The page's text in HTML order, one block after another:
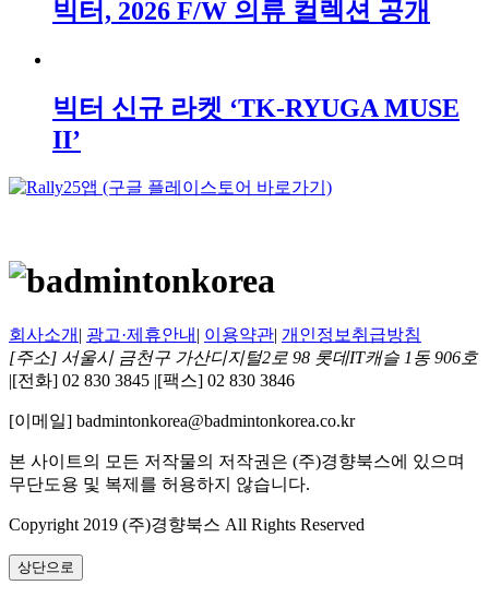
빅터, 2026 F/W 의류 컬렉션 공개
빅터 신규 라켓 ‘TK-RYUGA MUSE
II’
회사소개 | 광고·제휴안내 | 이용약관| 개인정보취급방침
[주소] 서울시 금천구 가산디지털2로 98 롯데IT캐슬 1동 906호
|[전화] 02 830 3845 |[팩스] 02 830 3846
[이메일] badmintonkorea@badmintonkorea.co.kr
본 사이트의 모든 저작물의 저작권은 (주)경향북스에 있으며
무단도용 및 복제를 허용하지 않습니다.
Copyright 2019 (주)경향북스 All Rights Reserved
상단으로